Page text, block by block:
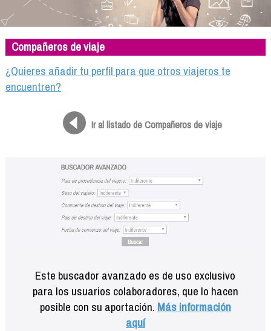
Viaja con nosotros
Camino solidario
Libros
Compañeros de viaje
Compañeros de viaje
¿Quieres añadir tu perfil para que otros viajeros te
encuentren?
Ir al listado de Compañeros de viaje
Este buscador avanzado es de uso exclusivo
para los usuarios colaboradores, que lo hacen
posible con su aportación. Más información
aquí